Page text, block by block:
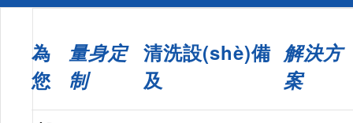
為
您
量身定
制
清洗設(shè)備
及
解決方
案